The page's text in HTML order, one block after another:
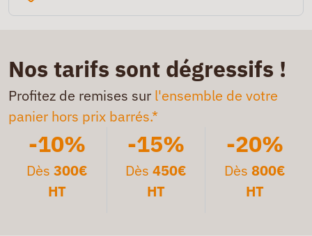
Nos tarifs sont dégressifs !
Profitez de remises sur l'ensemble de votre
panier hors prix barrés.*
-10%
Dès300€
HT
-15%
Dès 450€
HT
-20%
Dès 800€
HT